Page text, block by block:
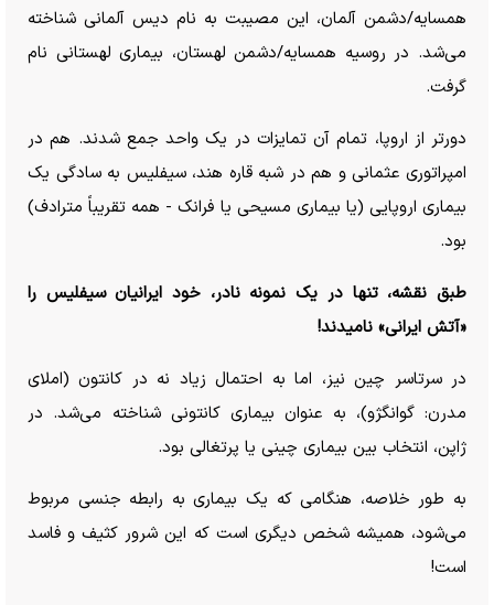
همسایه/دشمن آلمان، این مصیبت به نام دیس آلمانی شناخته
می‌شد. در روسیه همسایه/دشمن لهستان، بیماری لهستانی نام
گرفت.
دورتر از اروپا، تمام آن تمایزات در یک واحد جمع شدند. هم در
امپراتوری عثمانی و هم در شبه قاره هند، سیفلیس به سادگی یک
بیماری اروپایی (یا بیماری مسیحی یا فرانک - همه تقریباً مترادف)
بود.
طبق نقشه، تنها در یک نمونه نادر، خود ایرانیان سیفلیس را
«آتش ایرانی» نامیدند!
در سرتاسر چین نیز، اما به احتمال زیاد نه در کانتون (املای
مدرن: گوانگژو)، به عنوان بیماری کانتونی شناخته می‌شد. در
ژاپن، انتخاب بین بیماری چینی یا پرتغالی بود.
به طور خلاصه، هنگامی که یک بیماری به رابطه جنسی مربوط
می‌شود، همیشه شخص دیگری است که این شرور کثیف و فاسد
است!